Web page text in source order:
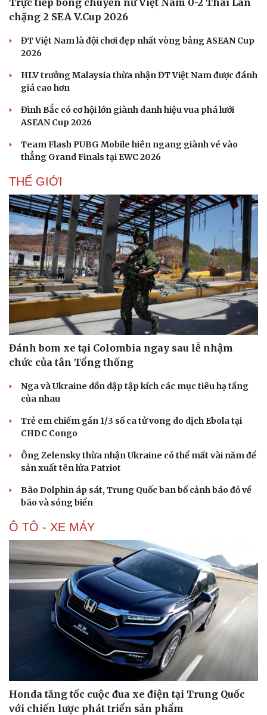
Tư vấn
Săn Tour
check-in
Câu chuyện thời sự
Hạt giống tâm hồn
chặng 2 SEA V.Cup 2026
ĐT Việt Nam là đội chơi đẹp nhất vòng bảng ASEAN Cup
2026
HLV trưởng Malaysia thừa nhận ĐT Việt Nam được đánh
giá cao hơn
Đình Bắc có cơ hội lớn giành danh hiệu vua phá lưới
ASEAN Cup 2026
Team Flash PUBG Mobile hiên ngang giành vé vào
thẳng Grand Finals tại EWC 2026
THẾ GIỚI
Đánh bom xe tại Colombia ngay sau lễ nhậm
chức của tân Tổng thống
Nga và Ukraine dồn dập tập kích các mục tiêu hạ tầng
của nhau
Trẻ em chiếm gần 1/3 số ca tử vong do dịch Ebola tại
CHDC Congo
Ông Zelensky thừa nhận Ukraine có thể mất vài năm để
sản xuất tên lửa Patriot
Bão Dolphin áp sát, Trung Quốc ban bố cảnh báo đỏ về
bão và sóng biển
Ô TÔ - XE MÁY
Honda tăng tốc cuộc đua xe điện tại Trung Quốc
với chiến lược phát triển sản phẩm